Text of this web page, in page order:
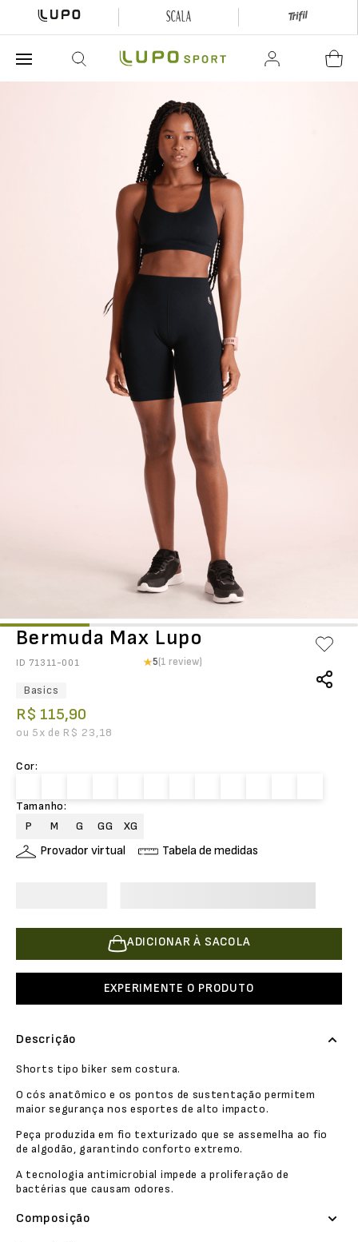
Bermuda Max Lupo
ID 71311-001 5(1 review)
Basics
R$ 115,90
ou 5x de R$ 23,18
Cor:
Tamanho:
P
M G GG XG
Provador virtual Tabela de medidas
ADICIONAR À SACOLA
EXPERIMENTE O PRODUTO
Descrição
Shorts tipo biker sem costura.
O cós anatômico e os pontos de sustentação permitem
maior segurança nos esportes de alto impacto.
Peça produzida em fio texturizado que se assemelha ao fio
de algodão, garantindo conforto extremo.
A tecnologia antimicrobial impede a proliferação de
bactérias que causam odores.
Composição